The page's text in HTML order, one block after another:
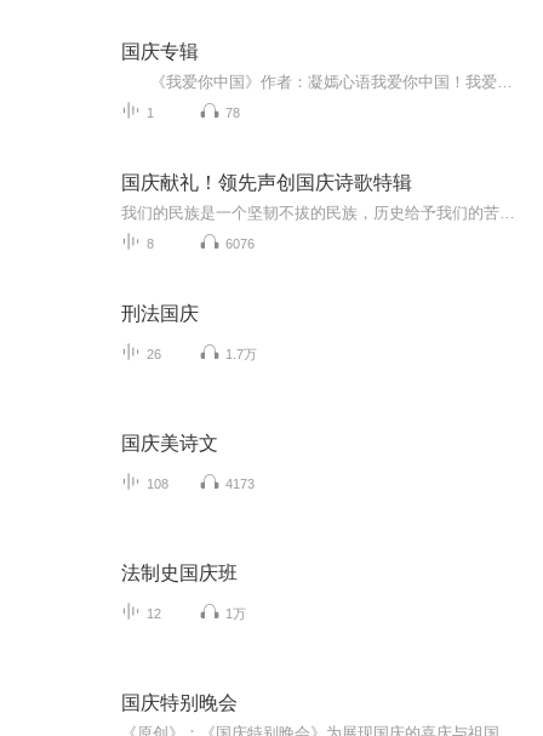
国庆专辑
1 78
国庆献礼！领先声创国庆诗歌特辑
8 6076
刑法国庆
26 1.7万
国庆美诗文
108 4173
法制史国庆班
12 1万
国庆特别晚会